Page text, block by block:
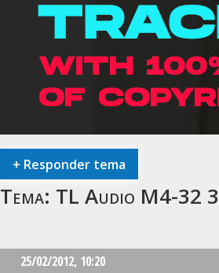
+ Responder tema
Tema: TL Audio M4-32
25/02/2012, 10:20